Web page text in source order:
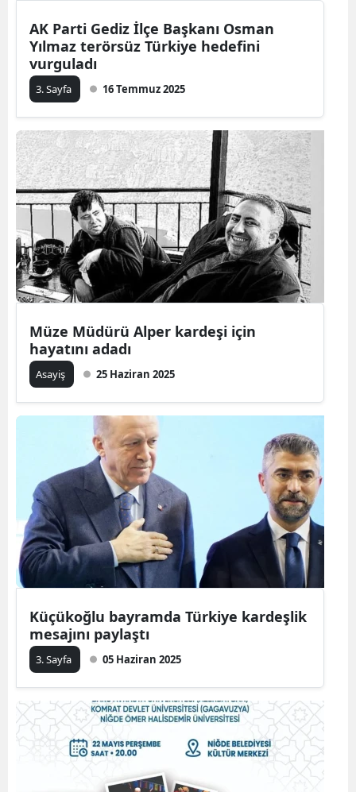
AK Parti Gediz İlçe Başkanı Osman
Yılmaz terörsüz Türkiye hedefini
vurguladı
3. Sayfa 16 Temmuz 2025
Müze Müdürü Alper kardeşi için
hayatını adadı
Asayiş 25 Haziran 2025
Küçükoğlu bayramda Türkiye kardeşlik
mesajını paylaştı
3. Sayfa 05 Haziran 2025